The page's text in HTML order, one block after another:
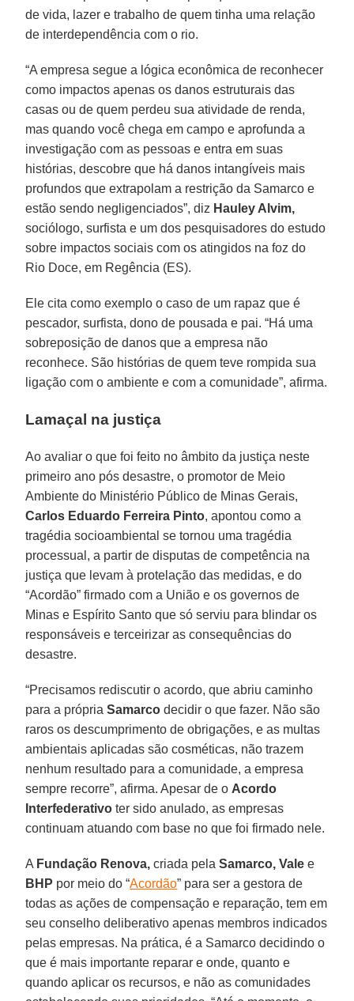
de vida, lazer e trabalho de quem tinha uma relação
de interdependência com o rio.
“A empresa segue a lógica econômica de reconhecer
como impactos apenas os danos estruturais das
casas ou de quem perdeu sua atividade de renda,
mas quando você chega em campo e aprofunda a
investigação com as pessoas e entra em suas
histórias, descobre que há danos intangíveis mais
profundos que extrapolam a restrição da Samarco e
estão sendo negligenciados”, diz Hauley Alvim,
sociólogo, surfista e um dos pesquisadores do estudo
sobre impactos sociais com os atingidos na foz do
Rio Doce, em Regência (ES).
Ele cita como exemplo o caso de um rapaz que é
pescador, surfista, dono de pousada e pai. “Há uma
sobreposição de danos que a empresa não
reconhece. São histórias de quem teve rompida sua
ligação com o ambiente e com a comunidade”, afirma.
Lamaçal na justiça
Ao avaliar o que foi feito no âmbito da justiça neste
primeiro ano pós desastre, o promotor de Meio
Ambiente do Ministério Público de Minas Gerais,
Carlos Eduardo Ferreira Pinto, apontou como a
tragédia socioambiental se tornou uma tragédia
processual, a partir de disputas de competência na
justiça que levam à protelação das medidas, e do
“Acordão” firmado com a União e os governos de
Minas e Espírito Santo que só serviu para blindar os
responsáveis e terceirizar as consequências do
desastre.
“Precisamos rediscutir o acordo, que abriu caminho
para a própriaSamarco decidir o que fazer. Não são
raros os descumprimento de obrigações, e as multas
ambientais aplicadas são cosméticas, não trazem
nenhum resultado para a comunidade, a empresa
sempre recorre”, afirma. Apesar de o Acordo
Interfederativo ter sido anulado, as empresas
continuam atuando com base no que foi firmado nele.
A Fundação Renova, criada pelaSamarco, Vale e
BHP por meio do “Acordão” para ser a gestora de
todas as ações de compensação e reparação, tem em
seu conselho deliberativo apenas membros indicados
pelas empresas. Na prática, é a Samarco decidindo o
que é mais importante reparar e onde, quanto e
quando aplicar os recursos, e não as comunidades